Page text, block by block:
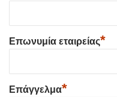
Επωνυμία εταιρείας*
Επάγγελμα*